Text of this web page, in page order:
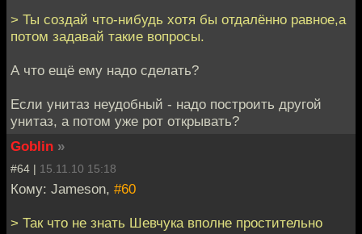
> Ты создай что-нибудь хотя бы отдалённо равное,а
потом задавай такие вопросы.
А что ещё ему надо сделать?
Если унитаз неудобный - надо построить другой
унитаз, а потом уже рот открывать?
Goblin »
#64 | 15.11.10 15:18
Кому: Jameson, #60
> Так что не знать Шевчука вполне простительно